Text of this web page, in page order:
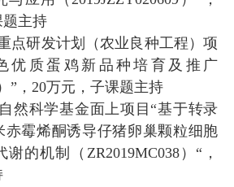
主持
点研发计划（农业良种工程）项
优质蛋鸡新品种培育及推广
” ， 20万元 ， 子课题主持
然科学基金面上项目 “基于转录
赤霉烯酮诱导仔猪卵巢颗粒细胞
谢的机制（ ZR2019MC038） “ ，